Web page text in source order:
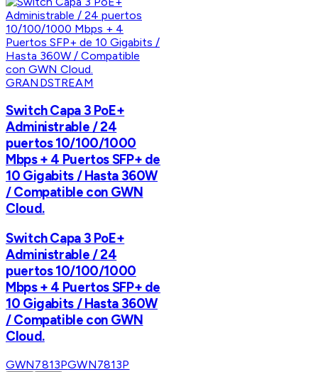
GRANDSTREAM
Switch Capa 3 PoE+
Administrable / 24
puertos 10/100/1000
Mbps + 4 Puertos SFP+ de
10 Gigabits / Hasta 360W
/ Compatible con GWN
Cloud.
Switch Capa 3 PoE+
Administrable / 24
puertos 10/100/1000
Mbps + 4 Puertos SFP+ de
10 Gigabits / Hasta 360W
/ Compatible con GWN
Cloud.
GWN7813PGWN7813P